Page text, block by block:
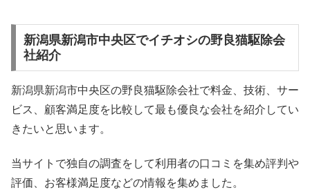
新潟県新潟市中央区でイチオシの野良猫駆除会
社紹介
新潟県新潟市中央区の野良猫駆除会社で料金、技術、サー
ビス、顧客満足度を比較して最も優良な会社を紹介してい
きたいと思います。
当サイトで独自の調査をして利用者の口コミを集め評判や
評価、お客様満足度などの情報を集めました。